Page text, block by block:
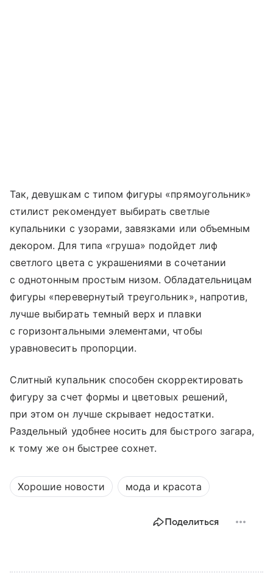
Так, девушкам с типом фигуры «прямоугольник»
стилист рекомендует выбирать светлые
купальники с узорами, завязками или объемным
декором. Для типа «груша» подойдет лиф
светлого цвета с украшениями в сочетании
с однотонным простым низом. Обладательницам
фигуры «перевернутый треугольник», напротив,
лучше выбирать темный верх и плавки
с горизонтальными элементами, чтобы
уравновесить пропорции.
Слитный купальник способен скорректировать
фигуру за счет формы и цветовых решений,
при этом он лучше скрывает недостатки.
Раздельный удобнее носить для быстрого загара,
к тому же он быстрее сохнет.
Хорошие новости мода и красота
Поделиться